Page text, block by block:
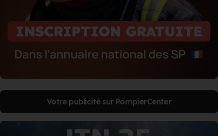
Votre publicité sur PompierCenter